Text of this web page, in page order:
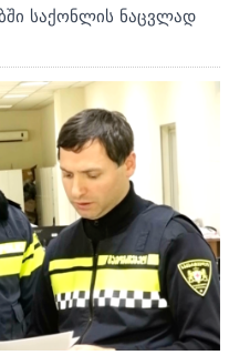
საქონლის ნაცვლად